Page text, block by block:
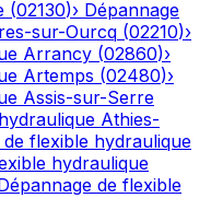
(02130)› Dépannage
sur-Ourcq (02210)›
Arrancy (02860)›
Artemps (02480)›
Assis-sur-Serre
Athies-
de flexible hydraulique
hydraulique
de flexible